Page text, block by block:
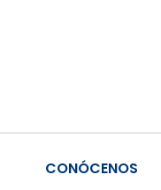
CONÓCENOS